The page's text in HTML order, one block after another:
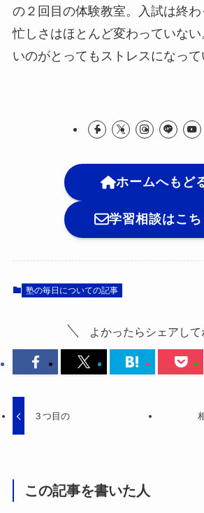
の２回目の体験教室。入試は終わ
忙しさはほとんど変わっていな
いのがとってもストレスになって
ホームへもど
学習相談はこち
塾の毎日についての記事
よかったらシェアして
３つ目の
この記事を書いた人